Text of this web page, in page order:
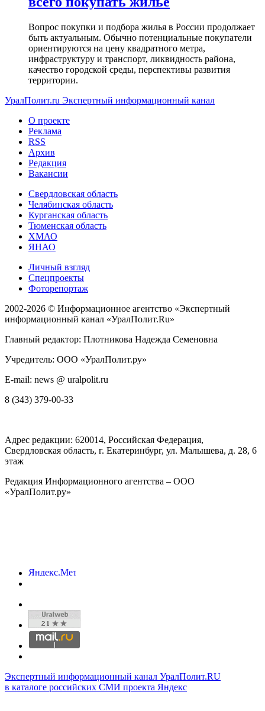
Вопрос покупки и подбора жилья в России продолжает
быть актуальным. Обычно потенциальные покупатели
ориентируются на цену квадратного метра,
инфраструктуру и транспорт, ликвидность района,
качество городской среды, перспективы развития
территории.
УралПолит.ru Экспертный информационный канал
О проекте
Реклама
RSS
Архив
Редакция
Вакансии
Свердловская область
Челябинская область
Курганская область
Тюменская область
ХМАО
ЯНАО
Личный взгляд
Спецпроекты
Фоторепортаж
2002-2026 © Информационное агентство «Экспертный
информационный канал «УралПолит.Ru»
Главный редактор: Плотникова Надежда Семеновна
Учредитель: ООО «УралПолит.ру»
E-mail: news @ uralpolit.ru
8 (343) 379-00-33
Адрес редакции: 620014, Российская Федерация,
Свердловская область, г. Екатеринбург, ул. Малышева, д. 28, 6
этаж
Редакция Информационного агентства – ООО
«УралПолит.ру»
Экспертный информационный канал УралПолит.RU
в каталоге российских СМИ проекта Яндекс